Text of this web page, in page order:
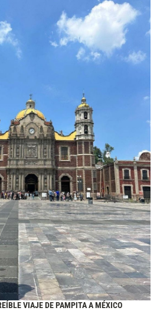
VIAJE DE PAMPITA A MÉXICO